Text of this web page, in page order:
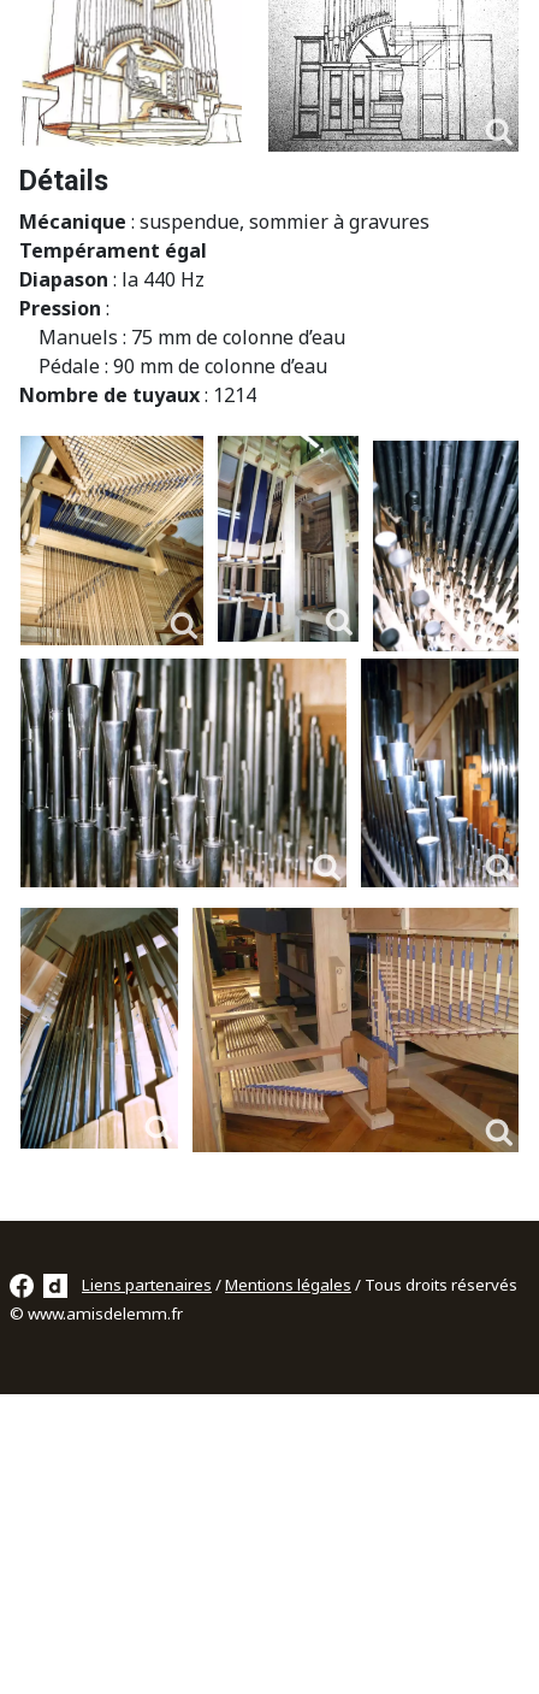
Détails
Mécanique : suspendue, sommier à gravures
Tempérament égal
Diapason : la 440 Hz
Pression :
Manuels : 75 mm de colonne d’eau
Pédale : 90 mm de colonne d’eau
Nombre de tuyaux: 1214
Liens partenaires /Mentions légales / Tous droits réservés
© www.amisdelemm.fr